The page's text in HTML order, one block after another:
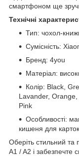
смартфоном ще
Технічні
Тип: чохол-
Сумісність:
Бренд: 4you
Матеріал:
Колір: Black,
Lavander,
Pink
Особливості:
кишеня для
Оберіть стильний
A1 / A2 і забезпечте